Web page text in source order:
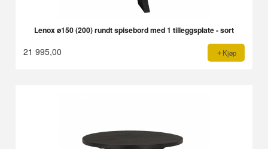
Lenox ø150 (200) rundt spisebord med 1 tilleggsplate - sort
21 995,00 Kjøp